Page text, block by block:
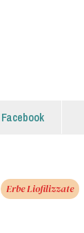
Erbe Liofilizzate